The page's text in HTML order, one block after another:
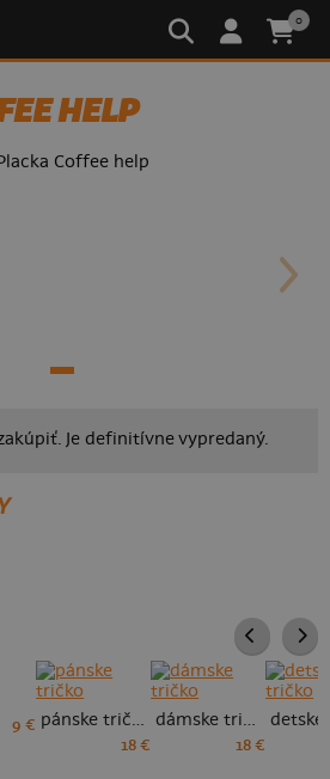
0
HELP
Je definitívne vypredaný.
9 € pánske tričko
18 €
dámske tričko
18 €